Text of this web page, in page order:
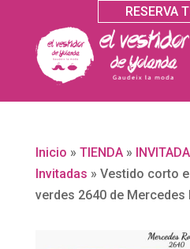
RESERVA
Inicio » TIENDA»
Invitadas » Vestido corto
verdes 2640 de Mercedes